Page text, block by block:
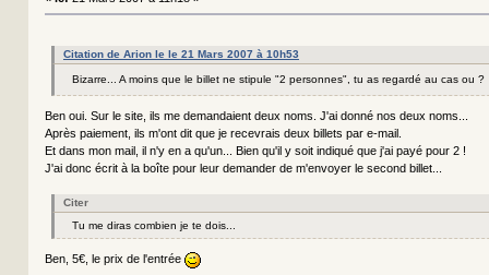
Citation de Arion le le 21 Mars 2007 à 10h53
Bizarre... A moins que le billet ne stipule "2 personnes", tu as regardé au cas ou
Ben oui. Sur le site, ils me demandaient deux noms. J'ai donné nos deux noms...
Après paiement, ils m'ont dit que je recevrais deux billets par e-mail.
Et dans mon mail, il n'y en a qu'un... Bien qu'il y soit indiqué que j'ai payé pour 2 !
J'ai donc écrit à la boîte pour leur demander de m'envoyer le second billet...
Citer
Tu me diras combien je te dois...
Ben, 5€, le prix de l'entrée